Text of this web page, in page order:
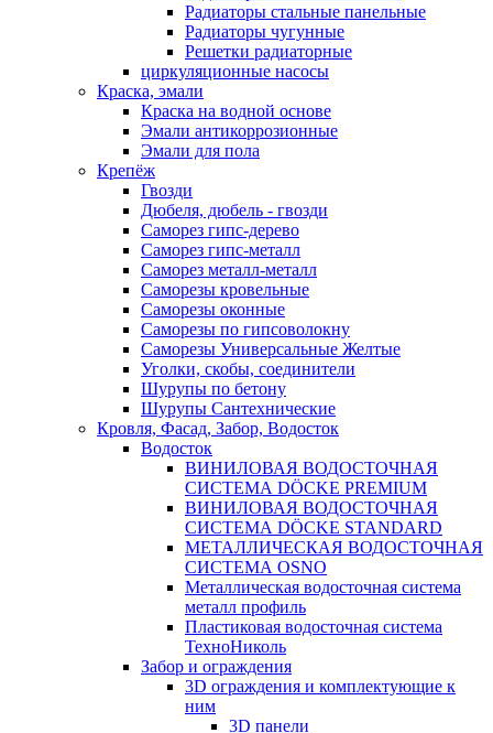
Радиаторы стальные панельные
Радиаторы чугунные
Решетки радиаторные
циркуляционные насосы
Краска, эмали
Краска на водной основе
Эмали антикоррозионные
Эмали для пола
Крепёж
Гвозди
Дюбеля, дюбель - гвозди
Саморез гипс-дерево
Саморез гипс-металл
Саморез металл-металл
Саморезы кровельные
Саморезы оконные
Саморезы по гипсоволокну
Саморезы Универсальные Желтые
Уголки, скобы, соединители
Шурупы по бетону
Шурупы Сантехнические
Кровля, Фасад, Забор, Водосток
Водосток
ВИНИЛОВАЯ ВОДОСТОЧНАЯ
СИСТЕМА DÖCKE PREMIUM
ВИНИЛОВАЯ ВОДОСТОЧНАЯ
СИСТЕМА DÖCKE STANDARD
МЕТАЛЛИЧЕСКАЯ ВОДОСТОЧНАЯ
СИСТЕМА OSNO
Металлическая водосточная система
металл профиль
Пластиковая водосточная система
ТехноНиколь
Забор и ограждения
3D ограждения и комплектующие к
ним
3D панели